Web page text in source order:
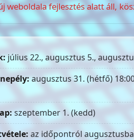
weboldala fejlesztés alatt áll,
július 22., augusztus 5.,
augusztus 31. (hétfő)
szeptember 1. (kedd)
az időpontról